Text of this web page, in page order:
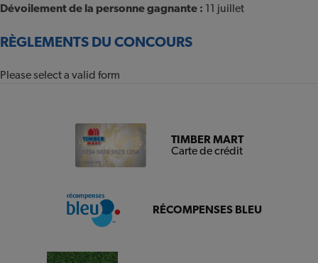
Dévoilement de la personne gagnante : 11 juillet
RÈGLEMENTS DU CONCOURS
Please select a valid form
TIMBER MART
Carte de crédit
RÉCOMPENSES BLEU